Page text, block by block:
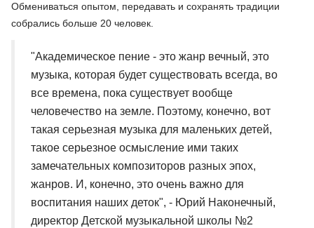
Обмениваться опытом, передавать и сохранять традиции
собрались больше 20 человек.
"Академическое пение - это жанр вечный, это
музыка, которая будет существовать всегда, во
все времена, пока существует вообще
человечество на земле. Поэтому, конечно, вот
такая серьезная музыка для маленьких детей,
такое серьезное осмысление ими таких
замечательных композиторов разных эпох,
жанров. И, конечно, это очень важно для
воспитания наших деток", - Юрий Наконечный,
директор Детской музыкальной школы №2